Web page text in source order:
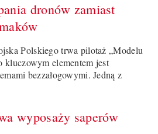
dronów zamiast
Polskiego trwa pilotaż „Modelu
kluczowym elementem jest
bezzałogowymi. Jedną z
wyposaży saperów